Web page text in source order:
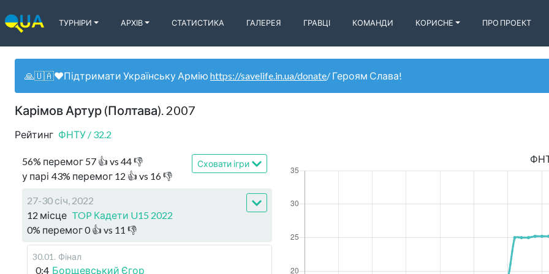
ТУРНІРИ АРХІВ СТАТИСТИКА ГАЛЕРЕЯ ГРАВЦІ КОМАНДИ КОРИСНЕ ПРО ПРОЕКТ
🙏🇺🇦❤️Підтримати Українську Армію https://savelife.in.ua/donate/ Героям Слава!
Карімов Артур (Полтава). 2007
Рейтинг ФНТУ / 32.2
56% перемог 57 👍 vs 44👎
у парі 43% перемог 12 👍 vs 16👎
Сховати ігри
27-30 січ, 2022
12 місце TOP Кадети U15 2022
0% перемог0👍 vs 11 👎
30.01 . Фінал
0:4 Борщевський Єгор